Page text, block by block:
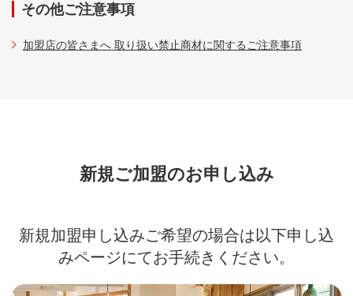
その他ご注意事項
加盟店の皆さまへ 取り扱い禁止商材に関するご注意事項
新規ご加盟のお申し込み
新規加盟申し込みご希望の場合は以下申し込
みページにてお手続きください。